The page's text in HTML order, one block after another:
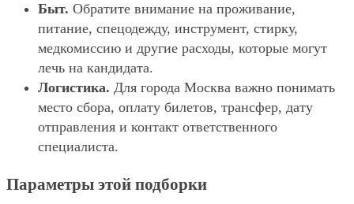
Быт. Обратите внимание на проживание,
питание, спецодежду, инструмент, стирку,
медкомиссию и другие расходы, которые могут
лечь на кандидата.
Логистика. Для города Москва важно понимать
место сбора, оплату билетов, трансфер, дату
отправления и контакт ответственного
специалиста.
Параметры этой подборки